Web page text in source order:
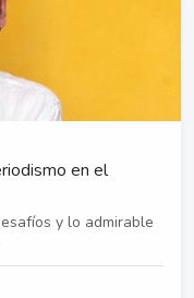
en el
y lo admirable